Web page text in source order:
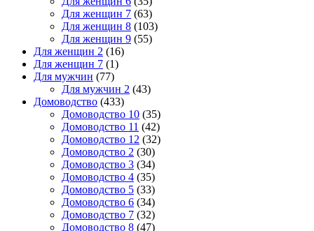
Для женщин 7 (63)
Для женщин 8 (103)
Для женщин 9 (55)
Для женщин 2 (16)
Для женщин 7 (1)
Для мужчин (77)
Для мужчин 2 (43)
Домоводство (433)
Домоводство 10 (35)
Домоводство 11 (42)
Домоводство 12 (32)
Домоводство 2 (30)
Домоводство 3 (34)
Домоводство 4 (35)
Домоводство 5 (33)
Домоводство 6 (34)
Домоводство 7 (32)
Домоводство 8 (47)